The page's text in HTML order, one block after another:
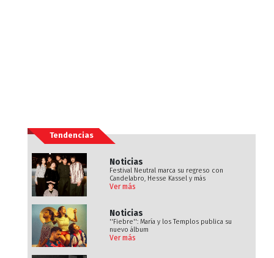
Tendencias
Noticias
Festival Neutral marca su regreso con
Candelabro, Hesse Kassel y más
Ver más
Noticias
''Fiebre'': María y los Templos publica su
nuevo álbum
Ver más